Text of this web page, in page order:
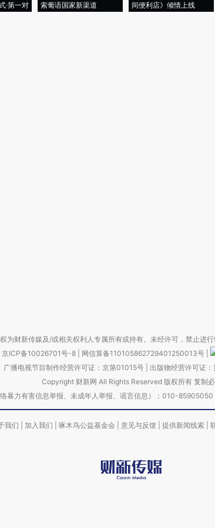
·第一对
索葡语国家新渠道
间便利店》倾情上线
为财新传媒及/或相关权利人专属所有或持有。未经许可，禁止进
京ICP备10026701号-8 网信算备110105862729401250013号
广播电视节目制作经营许可证：京第01015号| 出版物经营许可证
Copyright 财新网 All Rights Reserved 版权所有 复制
暴力有害信息举报、未成年人举报、谣言信息）：010-
我们 加入我们 啄木鸟公益基金会 意见与反馈 提供新闻线索